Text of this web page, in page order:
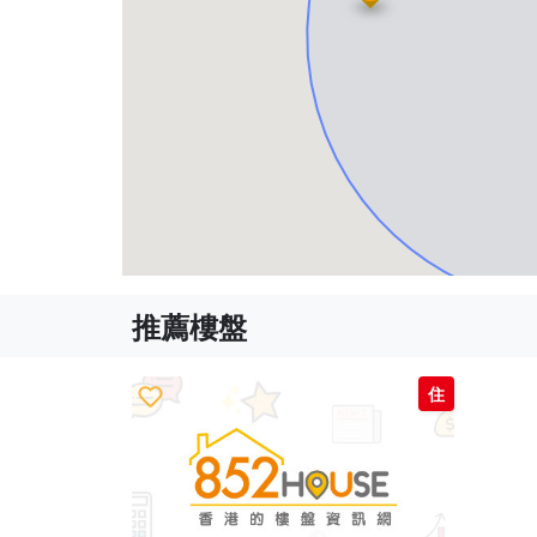
推薦樓盤
住